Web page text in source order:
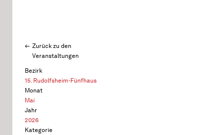
Zurück zu den
Veranstaltungen
Bezirk
15. Rudolfsheim-Fünfhaus
Monat
Mai
Jahr
2026
Kategorie